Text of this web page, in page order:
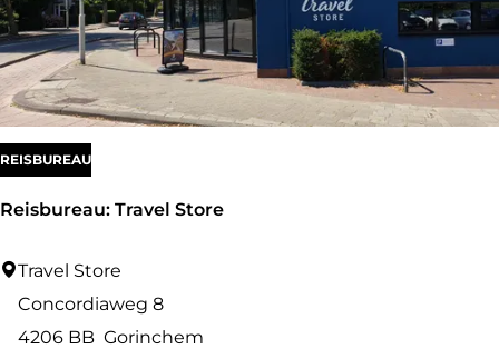
B
e
a
n
s
Reisbureau: Travel Store
R Travel Store
Concordiaweg 8
4206 BB Gorinchem
REISBUREAU